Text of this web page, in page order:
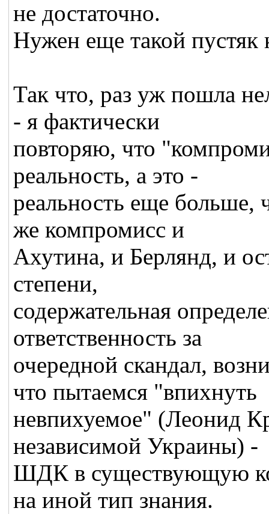
не достаточно.
Нужен еще такой пустяк
Так что, раз уж пошла
- я фактически
повторяю, что
реальность, а это -
реальность еще больше,
же компромисс и
Ахутина, и Берлянд, и
степени,
содержательная
ответственность за
очередной скандал,
что пытаемся "впихнуть
невпихуемое" (Леонид
независимой Украины) -
ШДК в существующую
на иной тип знания.